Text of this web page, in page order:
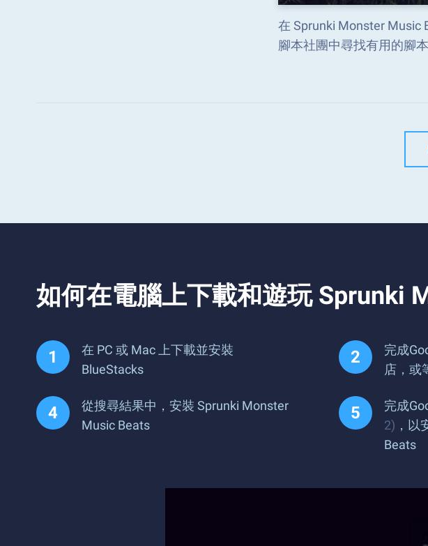
在 Sprunki Monster Music
腳本社團中尋找有用的腳本
如何在電腦上下載和遊玩 Sprunki
在 PC 或 Mac 上下載並安裝
BlueStacks
完成
店，或
從搜尋結果中，安裝 Sprunki Monster
Music Beats
完成
2) ，以
Beats